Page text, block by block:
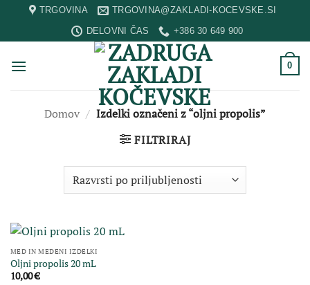
content
TRGOVINA
TRGOVINA@ZAKLADI-KOCEVSKE.SI
DELOVNI ČAS
+386 30 649 900
0
Domov / Izdelki označeni z “oljni propolis”
FILTRIRAJ
MED IN MEDENI IZDELKI
Oljni propolis 20 mL
10,00€